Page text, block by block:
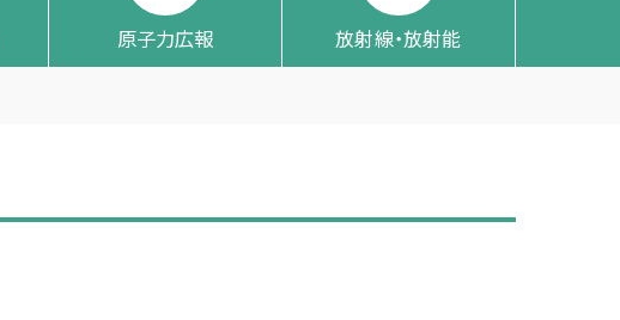
原子力広報 放射線・放射能